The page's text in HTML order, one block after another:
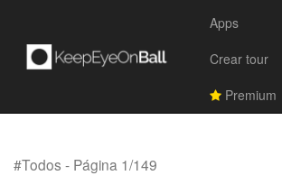
Apps
Crear tour
Premium
#Todos - Página 1/149